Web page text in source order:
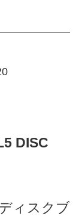
DISC
ィスクブ